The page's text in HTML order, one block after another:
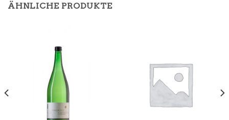
ÄHNLICHE PRODUKTE